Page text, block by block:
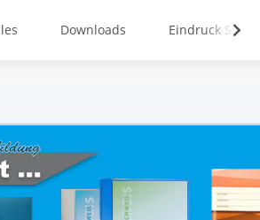
Downloads Eindruck Service